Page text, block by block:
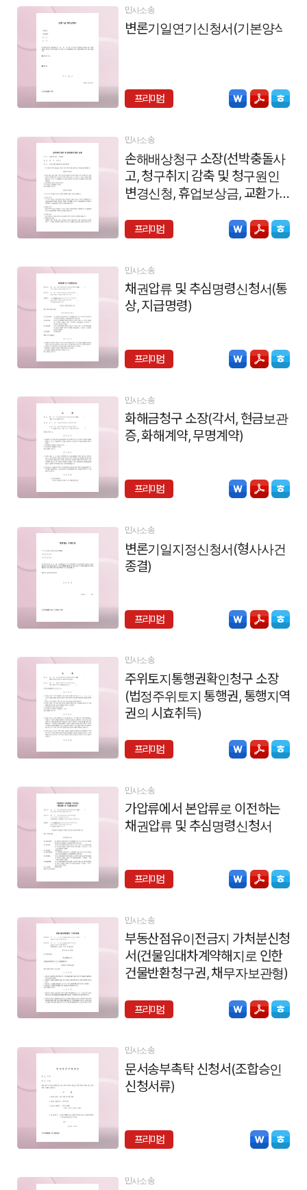
민사소송
변론기일연기신청서(기본양식)
프리미엄
민사소송
손해배상청구 소장(선박충돌사
고, 청구취지 감축 및 청구원인
변경신청, 휴업보상금, 교환가격
프리미엄
민사소송
채권압류 및 추심명령신청서(통
상, 지급명령)
프리미엄
민사소송
화해금청구 소장(각서, 현금보관
증, 화해계약, 무명계약)
프리미엄
민사소송
변론기일지정신청서(형사사건
종결)
프리미엄
민사소송
주위토지통행권확인청구 소장
(법정주위토지 통행권, 통행지역
권의 시효취득)
프리미엄
민사소송
가압류에서 본압류로 이전하는
채권압류 및 추심명령신청서
프리미엄
민사소송
부동산점유이전금지 가처분신청
서(건물임대차계약해지로 인한
건물반환청구권, 채무자보관형)
프리미엄
민사소송
문서송부촉탁 신청서(조합승인
신청서류)
프리미엄
민사소송